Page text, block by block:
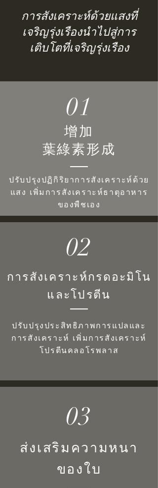
การสังเคราะห์ด้วยแสงที่
เจริญรุ่งเรืองนำไปสู่การ
เติบโตที่เจริญรุ่งเรือง
01
增加
葉綠素形成
ปรับปรุงปฏิกิริยาการสังเคราะห์ด้วย
แสง เพิ่มการสังเคราะห์ธาตุอาหาร
ของพืชเอง
02
การสังเคราะห์กรดอะมิโน
และโปรตีน
ปรับปรุงประสิทธิภาพการแปลและ
การสังเคราะห์ เพิ่มการสังเคราะห์
โปรตีนคลอโรพลาส
03
ส่งเสริมความหนา
ของใบ